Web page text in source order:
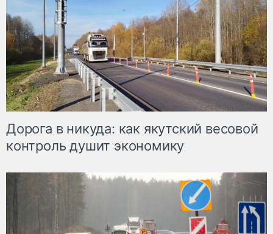
Дорога в никуда: как якутский весовой
контроль душит экономику